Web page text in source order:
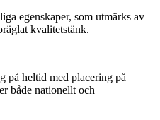
egenskaper, som utmärks av
kvalitetstänk.
på heltid med placering på
både nationellt och